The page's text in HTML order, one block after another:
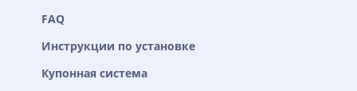
FAQ
Инструкции по установке
Купонная система